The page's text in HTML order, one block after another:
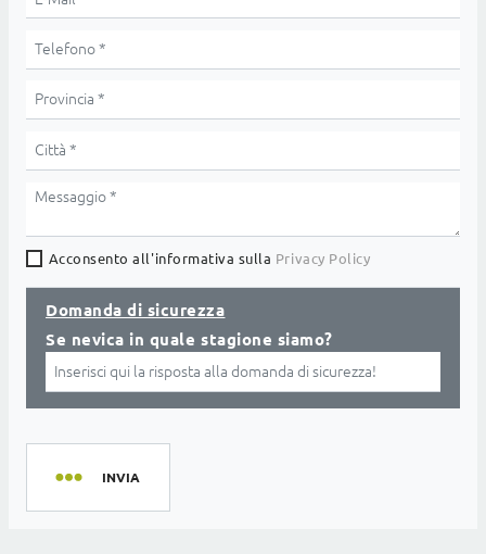
Acconsento all'informativa sulla Privacy Policy
Domanda di sicurezza
Se nevica in quale stagione siamo?
INVIA